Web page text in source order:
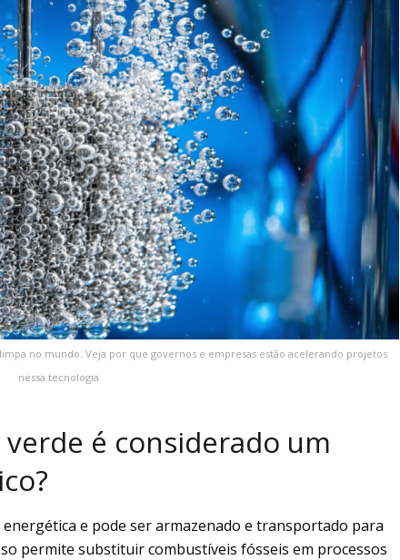
no mundo. Veja por que governos e empresas estão acelerando projetos
nessa tecnologia
é considerado um
e pode ser armazenado e transportado para
permite substituir combustíveis fósseis em processos